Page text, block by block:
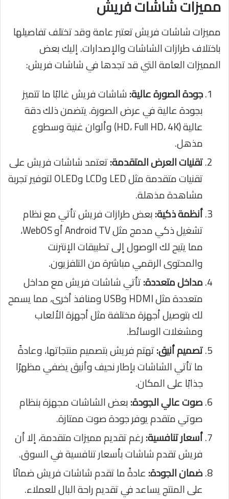
مميزات شاشات فريش
مميزات شاشات فريش تعتبر عامة وقد تختلف تفاصيلها
باختلاف طرازات الشاشات والإصدارات. إليك بعض
المميزات العامة التي قد تجدها في شاشات فريش:
جودة الصورة عالية:شاشات فريش غالبًا ما تتميز
بجودة عالية في عرض الصورة. يتضمن ذلك دقة
عالية (HD، Full HD، 4K) وألوان غنية وسطوع
مذهل.
تقنيات العرض المتقدمة:تعتمد شاشات فريش على
تقنيات متقدمة مثل LED وLCD وOLED لتوفير تجربة
مشاهدة مذهلة.
أنظمة ذكية:بعض طرازات فريش تأتي مع نظام
تشغيل ذكي مدمج مثل Android TV أو WebOS،
مما يتيح لك الوصول إلى تطبيقات الإنترنت
والمحتوى الرقمي مباشرة من التلفزيون.
مداخل متعددة:تأتي شاشات فريش مع مداخل
متعددة مثل HDMI وUSB ومنافذ أخرى، مما يسمح
لك بتوصيل أجهزة مختلفة مثل أجهزة الألعاب
ومشغلات الوسائط.
تصميم أنيق:تهتم فريش بتصميم منتجاتها، وعادةً
ما تأتي الشاشات بإطار نحيف وأنيق يضفي مظهرًا
جذابًا على المكان.
صوت عالي الجودة:بعض الشاشات مجهزة بنظام
صوتي متقدم يوفر جودة صوت ممتازة.
أسعار تنافسية:رغم تقديم مميزات متقدمة، إلا أن
فريش تقدم شاشات بأسعار تنافسية في السوق.
ضمان الجودة:عادةً ما تقدم شاشات فريش ضمانًا
على المنتج يساعد في تقديم راحة البال للعملاء.